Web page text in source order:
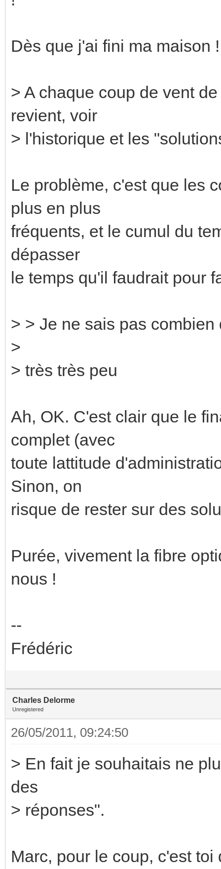
Dès que j'ai fini ma maison
> A chaque coup de vent
revient, voir
> l'historique et les
Le problème, c'est que les
plus en plus
fréquents, et le cumul du
dépasser
le temps qu'il faudrait pour
> > Je ne sais pas
>
> très très peu
Ah, OK. C'est clair que le
complet (avec
toute lattitude
Sinon, on
risque de rester sur des
Purée, vivement la fibre
nous !
--
Frédéric
Charles Delorme
Unregistered
26/05/2011, 09:24:50
> En fait je souhaitais ne
des
> réponses".
Marc, pour le coup, c'est